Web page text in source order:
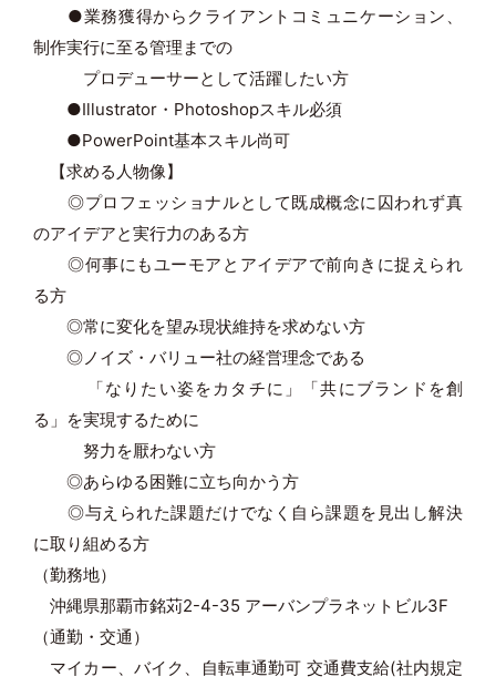
●業務獲得からクライアントコミュニケーション、
制作実行に至る管理までの
プロデューサーとして活躍したい方
●Illustrator・Photoshopスキル必須
●PowerPoint基本スキル尚可
【求める人物像】
◎プロフェッショナルとして既成概念に囚われず真
のアイデアと実行力のある方
◎何事にもユーモアとアイデアで前向きに捉えられ
る方
◎常に変化を望み現状維持を求めない方
◎ノイズ・バリュー社の経営理念である
「なりたい姿をカタチに」「共にブランドを創
る」を実現するために
努力を厭わない方
◎あらゆる困難に立ち向かう方
◎与えられた課題だけでなく自ら課題を見出し解決
に取り組める方
（勤務地）
沖縄県那覇市銘苅2-4-35 アーバンプラネットビル3F
（通勤・交通）
マイカー、バイク、自転車通勤可 交通費支給(社内規定